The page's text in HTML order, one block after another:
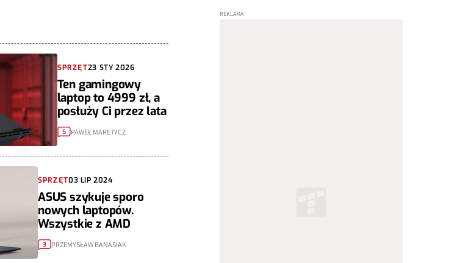
SPRZĘT23 STY 2026
Ten gamingowy
laptop to 4999 zł, a
posłuży Ci przez lata
5 PAWEŁ MARETYCZ
SPRZĘT03 LIP 2024
ASUS szykuje sporo
nowych laptopów.
Wszystkie z AMD
3 PRZEMYSŁAW BANASIAK